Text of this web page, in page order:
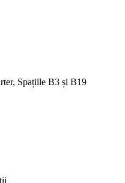
Spațiile B3 și B19